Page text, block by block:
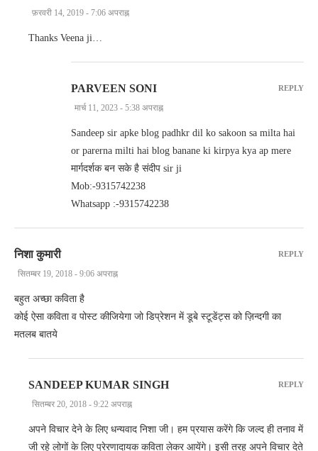
फ़रवरी 14, 2019 - 7:06 अपराह्न
Thanks Veena ji…
PARVEEN SONI
मार्च 11, 2023 - 5:38 अपराह्न
Sandeep sir apke blog padhkr dil ko sakoon sa milta hai
or parerna milti hai blog banane ki kirpya kya ap mere
मार्गदर्शक बन सके है संदीप sir ji
Mob:-9315742238
Whatsapp :-9315742238
REPLY
निशा कुमारी
सितम्बर 19, 2018 - 9:06 अपराह्न
बहुत अच्छा कविता है
कोई ऐसा कविता व पोस्ट कीजियेगा जो डिप्रेशन में डूबे स्टूडेंट्स को ज़िन्दगी का
मतलब बातये
REPLY
SANDEEP KUMAR SINGH
सितम्बर 20, 2018 - 9:22 अपराह्न
अपने विचार देने के लिए धन्यवाद निशा जी। हम प्रयास करेंगे कि जल्द ही तनाव में
जी रहे लोगों के लिए प्रेरणादायक कविता लेकर आयेंगे। इसी तरह अपने विचार देते
REPLY